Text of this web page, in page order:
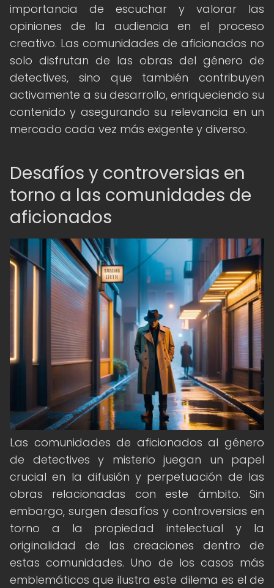
importancia de escuchar y valorar las
opiniones de la audiencia en el proceso
creativo. Las comunidades de aficionados no
solo disfrutan de las obras del género de
detectives, sino que también contribuyen
activamente a su desarrollo, enriqueciendo su
contenido y asegurando su relevancia en un
mercado cada vez más exigente y diverso.
Desafíos y controversias en
torno a las comunidades de
aficionados
Las comunidades de aficionados al género
de detectives y misterio juegan un papel
crucial en la difusión y perpetuación de las
obras relacionadas con este ámbito. Sin
embargo, surgen desafíos y controversias en
torno a la propiedad intelectual y la
originalidad de las creaciones dentro de
estas comunidades. Uno de los casos más
emblemáticos que ilustra este dilema es el de